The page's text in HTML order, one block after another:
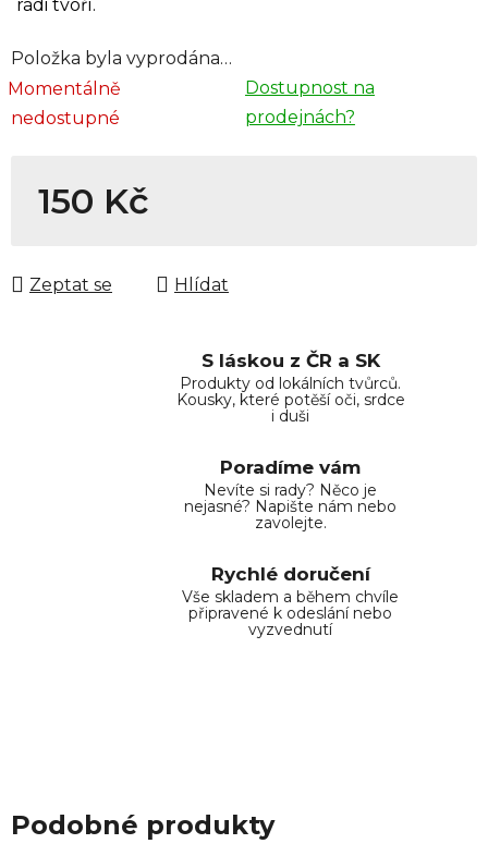
rádi tvoří.
Položka byla vyprodána…
Momentálně
nedostupné
Dostupnost na
prodejnách?
150 Kč
Zeptat se Hlídat
S láskou z ČR a SK
Produkty od lokálních tvůrců.
Kousky, které potěší oči, srdce
i duši
Poradíme vám
Nevíte si rady? Něco je
nejasné? Napište nám nebo
zavolejte.
Rychlé doručení
Vše skladem a během chvíle
připravené k odeslání nebo
vyzvednutí
Podobné produkty